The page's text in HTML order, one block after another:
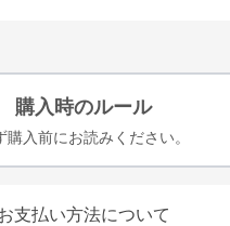
購入時のルール
購入前にお読みください。
支払い方法について